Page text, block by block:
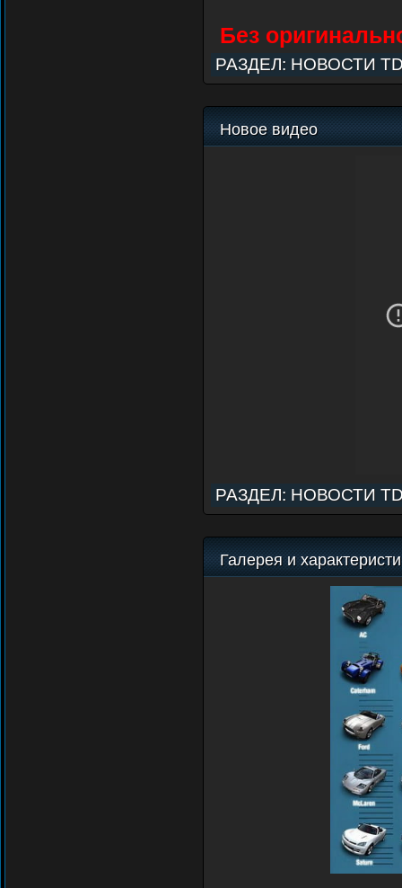
Без
РАЗДЕЛ: НОВОСТИ
Новое видео
РАЗДЕЛ: НОВОСТИ
Галерея и